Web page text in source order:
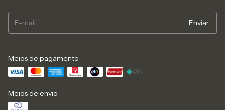
Meios de pagamento
Meios de envio